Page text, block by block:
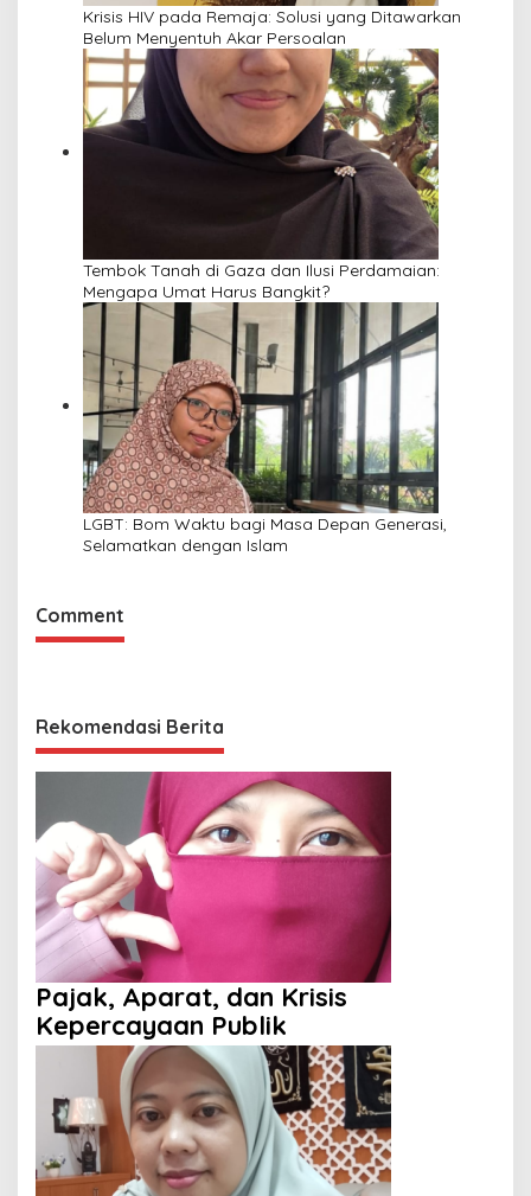
Krisis HIV pada Remaja: Solusi yang Ditawarkan
Belum Menyentuh Akar Persoalan
Tembok Tanah di Gaza dan Ilusi Perdamaian:
Mengapa Umat Harus Bangkit?
LGBT: Bom Waktu bagi Masa Depan Generasi,
Selamatkan dengan Islam
Comment
Rekomendasi Berita
Pajak, Aparat, dan Krisis
Kepercayaan Publik